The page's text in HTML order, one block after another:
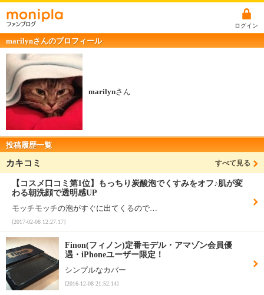
ログイン
marilynさんのプロフィール
marilynさん
投稿履歴一覧
カキコミ すべて見る
【コスメ口コミ第1位】もっちり炭酸泡でくすみをオフ♪肌が変
わる朝洗顔で透明感UP
モッチモッチの泡がすぐに出てくるので…
[2017-02-08 12:27:17]
Finon(フィノン)定番モデル・アマゾン会員優
遇・iPhoneユーザー限定！
シンプルなカバー
[2016-12-08 21:52:14]